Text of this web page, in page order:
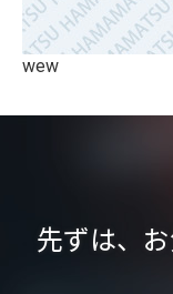
wew
先ずは、